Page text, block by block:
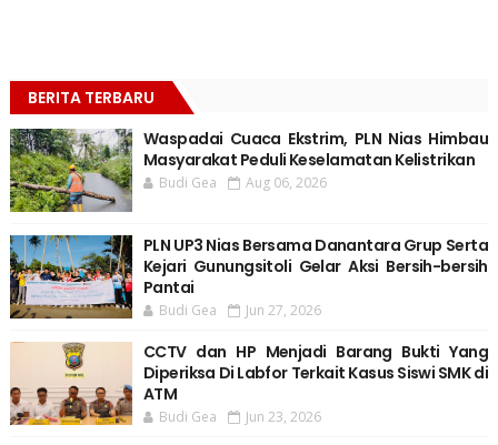
BERITA TERBARU
Waspadai Cuaca Ekstrim, PLN Nias Himbau
Masyarakat Peduli Keselamatan Kelistrikan
Budi Gea Aug 06, 2026
PLN UP3 Nias Bersama Danantara Grup Serta
Kejari Gunungsitoli Gelar Aksi Bersih-bersih
Pantai
Budi Gea Jun 27, 2026
CCTV dan HP Menjadi Barang Bukti Yang
Diperiksa Di Labfor Terkait Kasus Siswi SMK di
ATM
Budi Gea Jun 23, 2026